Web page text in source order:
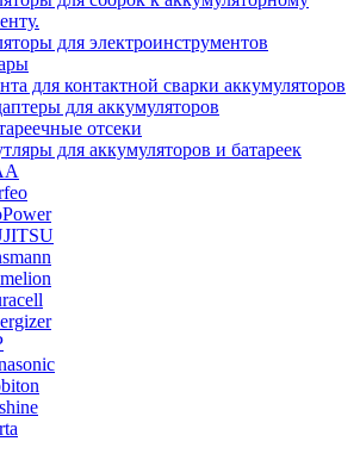
для электроинструментов
для контактной сварки аккумуляторов
для аккумуляторов
отсеки
для аккумуляторов и батареек